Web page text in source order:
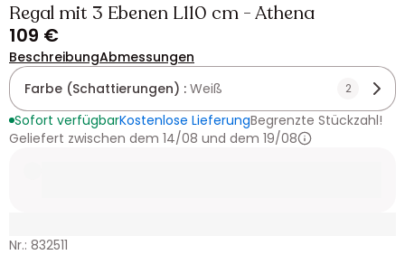
Regal mit 3 Ebenen L110 cm - Athena
109 €
BeschreibungAbmessungen
Farbe (Schattierungen) : Weiß 2
Sofort verfügbarKostenlose LieferungBegrenzte Stückzahl!
Geliefert zwischen dem 14/08 und dem 19/08
Nr.: 832511